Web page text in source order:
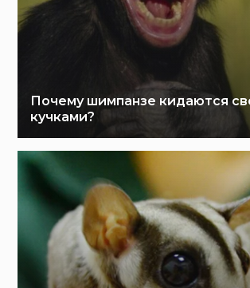
Почему шимпанзе кидаются
кучками?